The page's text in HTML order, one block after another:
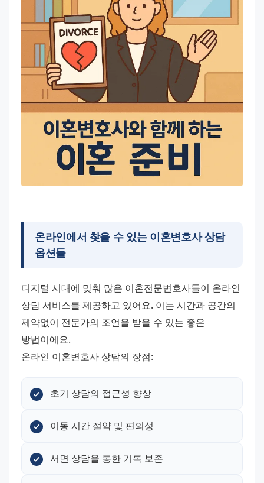
온라인에서 찾을 수 있는 이혼변호사 상담
옵션들
디지털 시대에 맞춰 많은 이혼전문변호사들이 온라인
상담 서비스를 제공하고 있어요. 이는 시간과 공간의
제약없이 전문가의 조언을 받을 수 있는 좋은
방법이에요.
온라인 이혼변호사 상담의 장점:
초기 상담의 접근성 향상
이동 시간 절약 및 편의성
서면 상담을 통한 기록 보존